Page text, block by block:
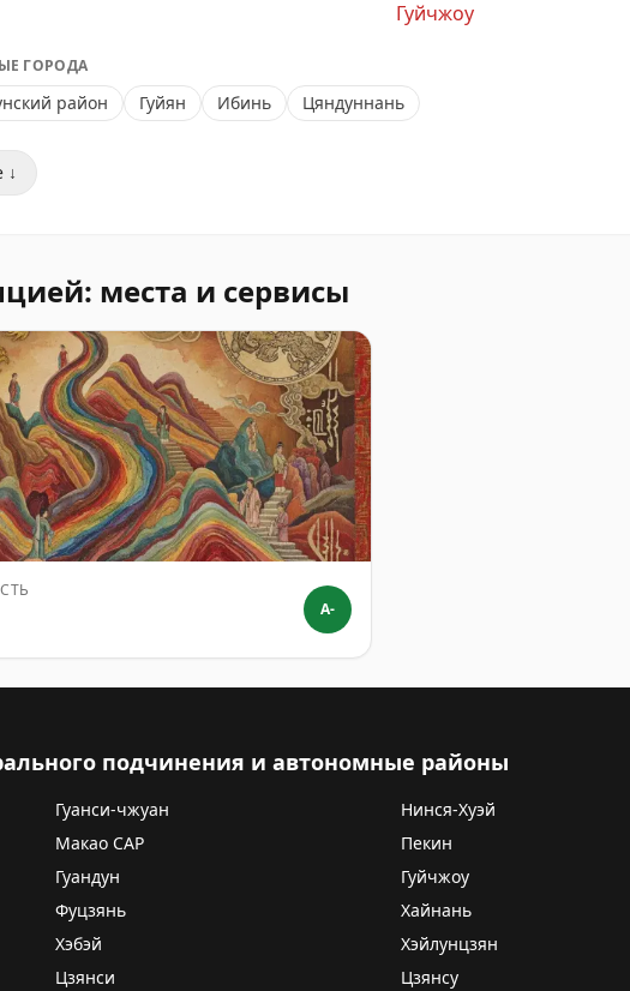
Гуйчжоу
ГОРОДА
район Гуйян Ибинь Цяндуннань
↓
места и сервисы
A-
подчинения и автономные районы
Гуанси-чжуан Нинся-Хуэй
Макао САР Пекин
Гуандун Гуйчжоу
Фуцзянь Хайнань
Хэбэй Хэйлунцзян
Цзянси Цзянсу